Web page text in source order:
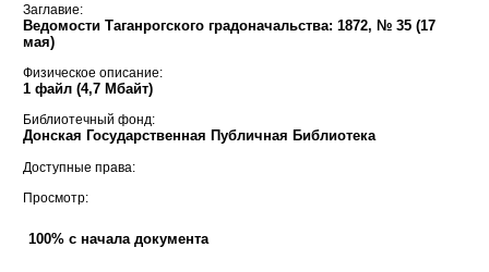
Заглавие:
Ведомости Таганрогского градоначальства: 1872, № 35 (17
мая)
Физическое описание:
1 файл (4,7 Мбайт)
Библиотечный фонд:
Донская Государственная Публичная Библиотека
Доступные права:
Просмотр:
100% с начала документа